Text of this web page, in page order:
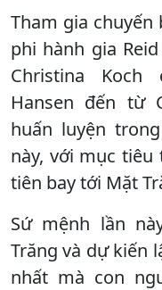
Tham gia
phi hành gia
Christina Koch
Hansen đến từ
huấn luyện
này, với mục
tiên bay tới Mặt
Sứ mệnh lần
Trăng và dự kiến
nhất mà con